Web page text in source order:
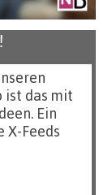
ist das mit
Ein
X-Feeds